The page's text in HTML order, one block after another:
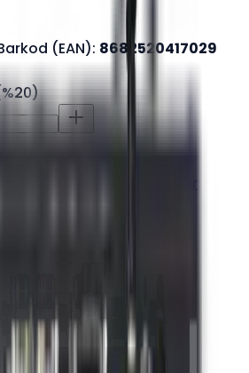
(EAN): 8682520417029
20)
ver
teslimat
destek · 0850 550 15 15